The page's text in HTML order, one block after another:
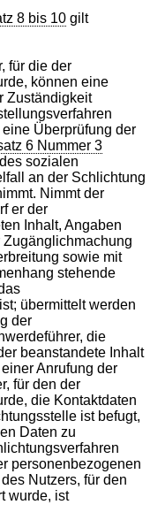
8 bis 10 gilt
für die der
können eine
Zuständigkeit
Überprüfung der
6 Nummer 3
sozialen
an der Schlichtung
Nimmt der
er der
Inhalt, Angaben
sowie mit
stehende
übermittelt werden
der
die
beanstandete Inhalt
Anrufung der
für den der
die Kontaktdaten
ist befugt,
Daten zu
personenbezogenen
Nutzers, für den
wurde, ist